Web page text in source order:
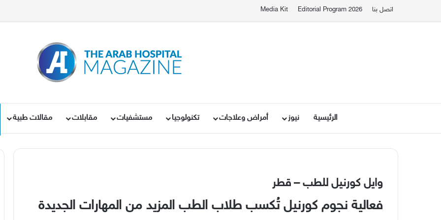
اتصل بنا Editorial Program 2026
Media Kit
الرئيسية نيوز أمراض وعلاجات تكنولوجيا مستشفيات مقابلات مقالات طبية
وايل كورنيل للطب – قطر
فعالية نجوم كورنيل تُكسب طلاب الطب المزيد من المهارات الجديدة